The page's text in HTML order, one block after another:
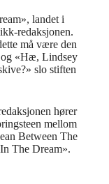
landet i
redaksjonen.
må være den
og «Hæ, Lindsey
slo stiften
hører
mellom
Between The
The Dream».